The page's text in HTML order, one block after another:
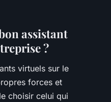
assistant
?
virtuels sur le
forces et
choisir celui qui